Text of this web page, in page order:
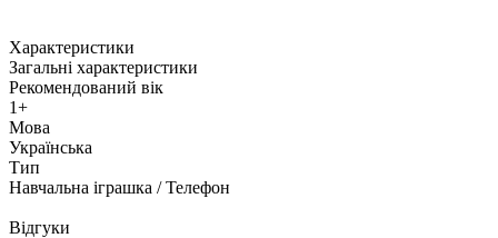
Характеристики
Загальні характеристики
Рекомендований вік
1+
Мова
Українська
Тип
Навчальна іграшка / Телефон
Відгуки